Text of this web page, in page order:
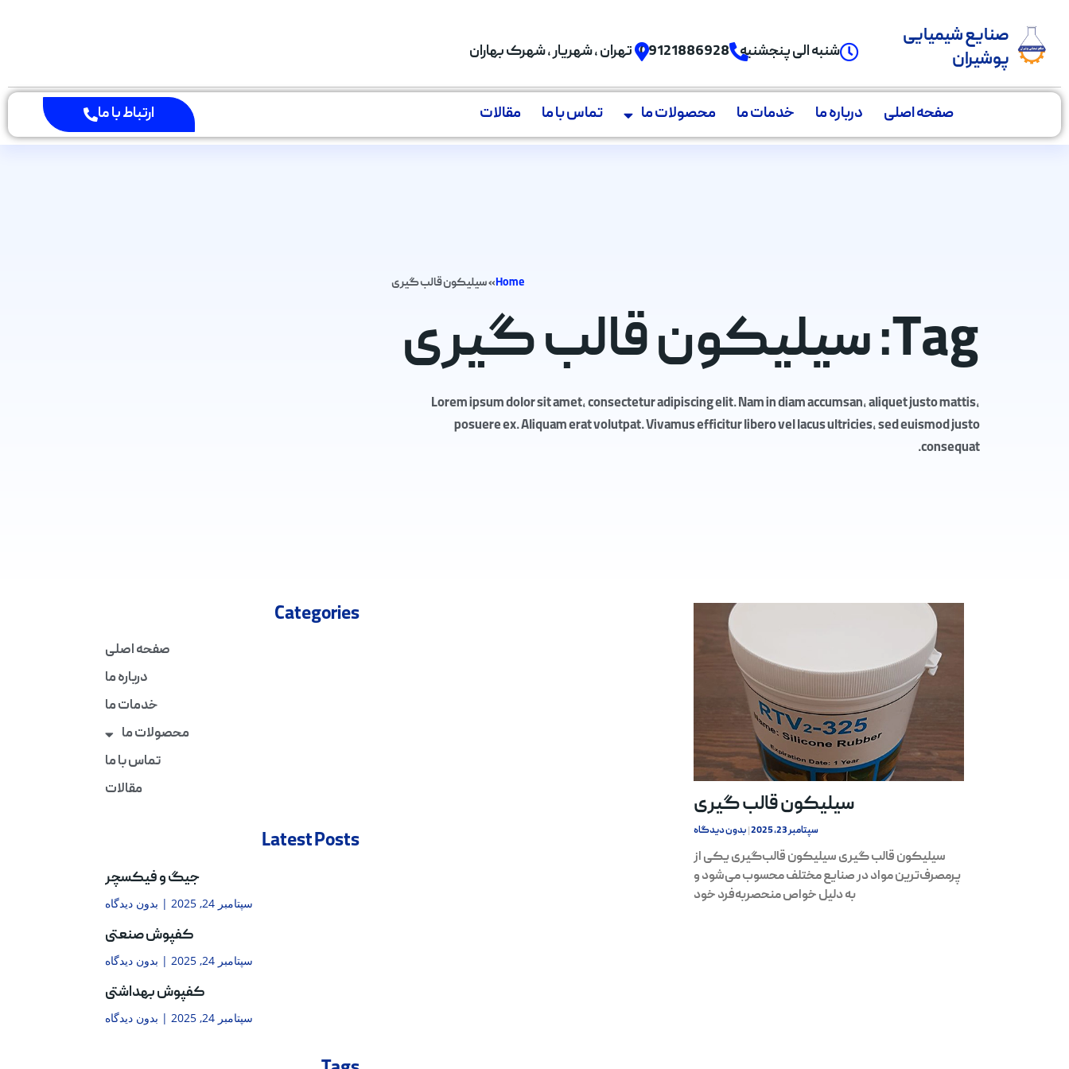
صنایع شیمیایی
پوشیران
شنبه الی پنجشنبه 09121886928 تهران , شهریار , شهرک بهاران
صفحه اصلی درباره ما خدمات ما محصولات ما تماس با ما مقالات ارتباط با ما
Home
»سیلیکون قالب گیری
Tag: سیلیکون قالب گیری
Lorem ipsum dolor sit amet, consectetur adipiscing elit. Nam in diam accumsan, aliquet justo mattis,
posuere ex. Aliquam erat volutpat. Vivamus efficitur libero vel lacus ultricies, sed euismod justo
consequat.
سیلیکون قالب گیری
سپتامبر 23, 2025 بدون دیدگاه
سیلیکون قالب گیری سیلیکون قالب‌گیری یکی از
پرمصرف‌ترین مواد در صنایع مختلف محسوب می‌شود و
به دلیل خواص منحصربه‌فرد خود
Categories
صفحه اصلی
درباره ما
خدمات ما
محصولات ما
تماس با ما
مقالات
Latest Posts
جیگ و فیکسچر
سپتامبر 24, 2025 بدون دیدگاه
کفپوش صنعتی
سپتامبر 24, 2025 بدون دیدگاه
کفپوش بهداشتی
سپتامبر 24, 2025 بدون دیدگاه